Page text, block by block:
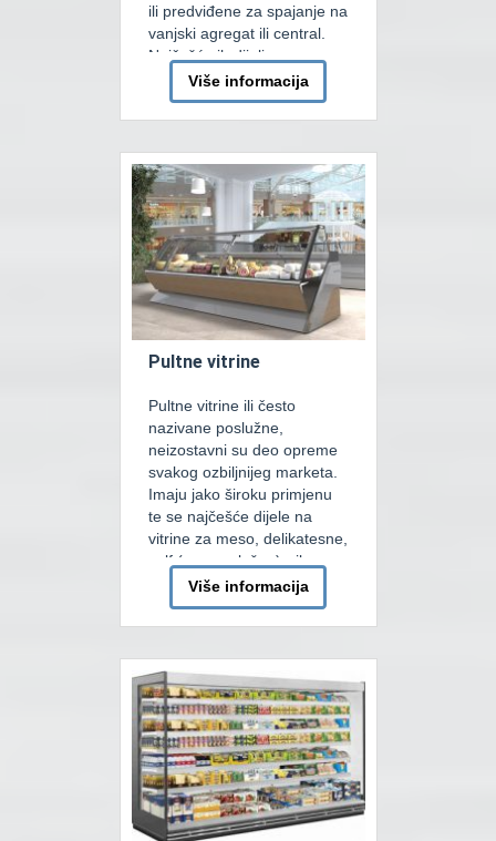
ili predviđene za spajanje na
vanjski agregat ili central.
Najčešće ih dijelimo na
zidne i ostrvske, a postoje i
kombinovate tako da u
donjoj zoni imaju rashladni
prodaju kao u zidnim
minusnim vitrinama sa […]
Više informacija
Pultne vitrine
Pultne vitrine ili često
nazivane poslužne,
neizostavni su deo opreme
svakog ozbiljnijeg marketa.
Imaju jako široku primjenu
te se najčešće dijele na
vitrine za meso, delikatesne,
self (samouslužne), ribu,
neutralne, tople za peciva,
tople “bain marie” za gotova
jela u express restopanima
vitrine za mesnice imale
mirno tj. statičko ili […]
Više informacija